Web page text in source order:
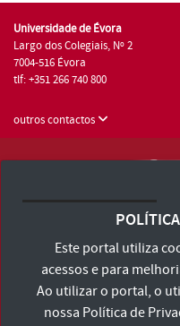
Universidade de Évora
Largo dos Colegiais, Nº 2
7004-516 Évora
tlf: +351 266 740 800
outros contactos
Consulte os Termos e
Este portal utiliza
acessos e para
Ao utilizar o portal, o
nossa Política de